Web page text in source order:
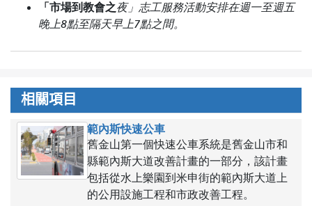
「市場到教會之夜」志工服務活動安排在週一至週五
晚上8點至隔天早上7點之間。
相關項目
範內斯快速公車
舊金山第一個快速公車系統是舊金山市和
縣範內斯大道改善計畫的一部分，該計畫
包括從水上樂園到米申街的範內斯大道上
的公用設施工程和市政改善工程。